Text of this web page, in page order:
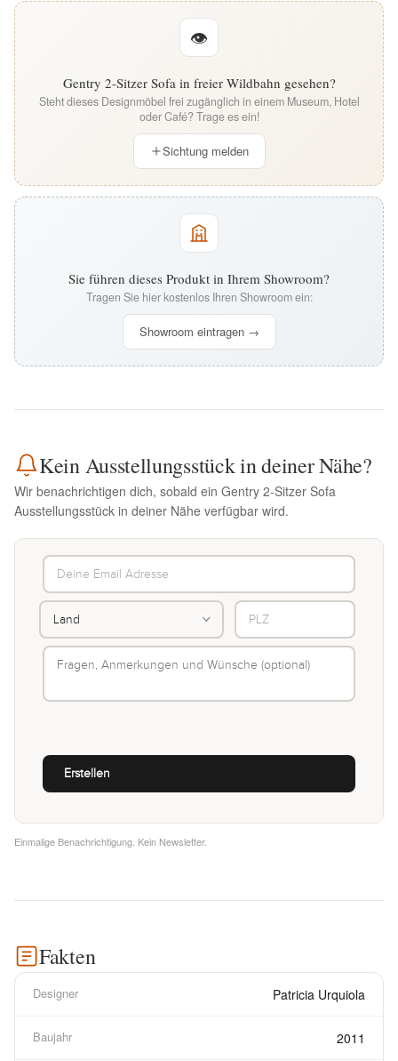
👁
Gentry 2-Sitzer Sofa in freier Wildbahn gesehen?
Steht dieses Designmöbel frei zugänglich in einem Museum, Hotel
oder Café? Trage es ein!
Sichtung melden
Sie führen dieses Produkt in Ihrem Showroom?
Tragen Sie hier kostenlos Ihren Showroom ein:
Showroom eintragen →
Kein Ausstellungsstück in deiner Nähe?
Wir benachrichtigen dich, sobald ein Gentry 2-Sitzer Sofa
Ausstellungsstück in deiner Nähe verfügbar wird.
Einmalige Benachrichtigung. Kein Newsletter.
Fakten
Designer Patricia Urquiola
Baujahr 2011